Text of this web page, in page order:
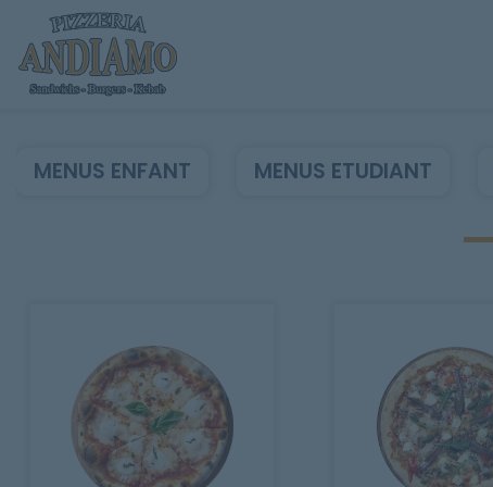
C.G.V
Contact
Mentions Légales
MENUS ENFANT MENUS ETUDIANT